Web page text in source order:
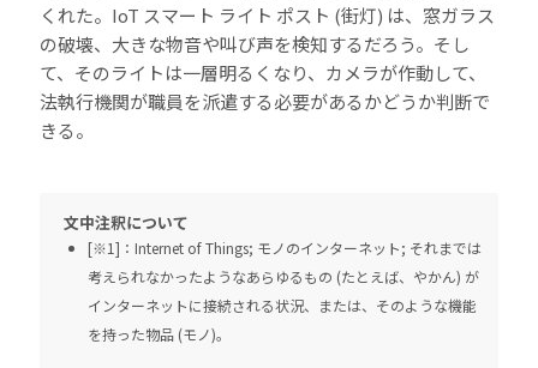
くれた。IoT スマート ライト ポスト (街灯) は、窓ガラス
の破壊、大きな物音や叫び声を検知するだろう。そし
て、そのライトは一層明るくなり、カメラが作動して、
法執行機関が職員を派遣する必要があるかどうか判断で
きる。
文中注釈について
[※1]：Internet of Things; モノのインターネット; それまでは
考えられなかったようなあらゆるもの (たとえば、やかん) が
インターネットに接続される状況、または、そのような機能
を持った物品 (モノ)。